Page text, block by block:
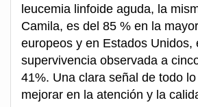
leucemia linfoide aguda, la
Camila, es del 85 % en la
europeos y en Estados Unidos,
supervivencia observada a
41%. Una clara señal de todo
mejorar en la atención y la